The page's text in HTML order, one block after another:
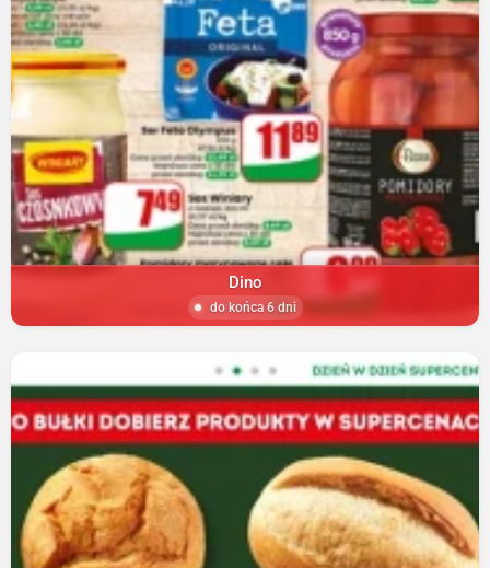
Dino
do końca 6 dni